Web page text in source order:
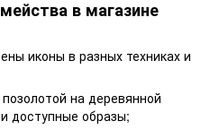
в магазине
иконы в разных техниках и
на деревянной
доступные образы;